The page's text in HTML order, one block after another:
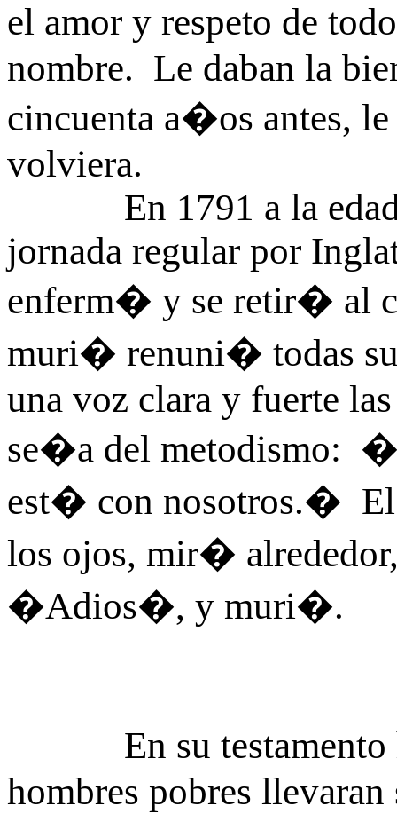
el amor y respeto de
nombre. Le daban la
cincuenta a�os antes,
volviera.
En 1791 a la edad
jornada regular por
enferm� y se retir� al
muri� renuni� todas
una voz clara y fuerte
se�a del metodismo:
est� con nosotros.� El
los ojos, mir�
�Adios�, y muri�.
En su testamento
hombres pobres